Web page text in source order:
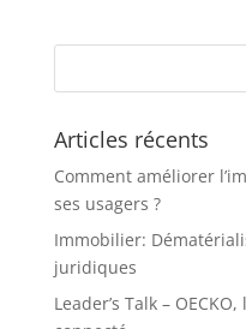
Articles récents
Comment améliorer
ses usagers ?
Immobilier:
juridiques
Leader’s Talk –